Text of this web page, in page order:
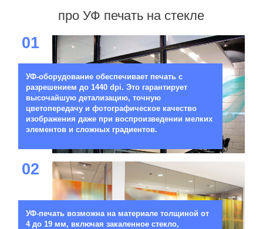
про УФ печать на стекле
01
УФ-оборудование обеспечивает печать с
разрешением до 1440 dpi. Это гарантирует
высочайшую детализацию, точную
цветопередачу и фотографическое качество
изображения даже при воспроизведении мелких
элементов и сложных градиентов.
02
УФ-печать возможна на материале толщиной от
4 до 19 мм, включая закаленное стекло,